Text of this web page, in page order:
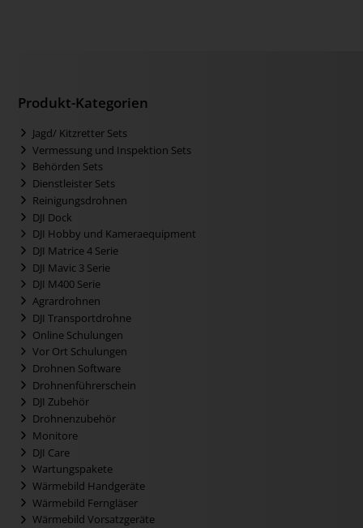
Produkt-Kategorien
Jagd/ Kitzretter Sets
Vermessung und Inspektion Sets
Behörden Sets
Dienstleister Sets
Reinigungsdrohnen
DJI Dock
DJI Hobby und Kameraequipment
DJI Matrice 4 Serie
DJI Mavic 3 Serie
DJI M400 Serie
Agrardrohnen
DJI Transportdrohne
Online Schulungen
Vor Ort Schulungen
Drohnen Software
Drohnenführerschein
DJI Zubehör
Drohnenzubehör
Monitore
DJI Care
Wartungspakete
Wärmebild Handgeräte
Wärmebild Ferngläser
Wärmebild Vorsatzgeräte